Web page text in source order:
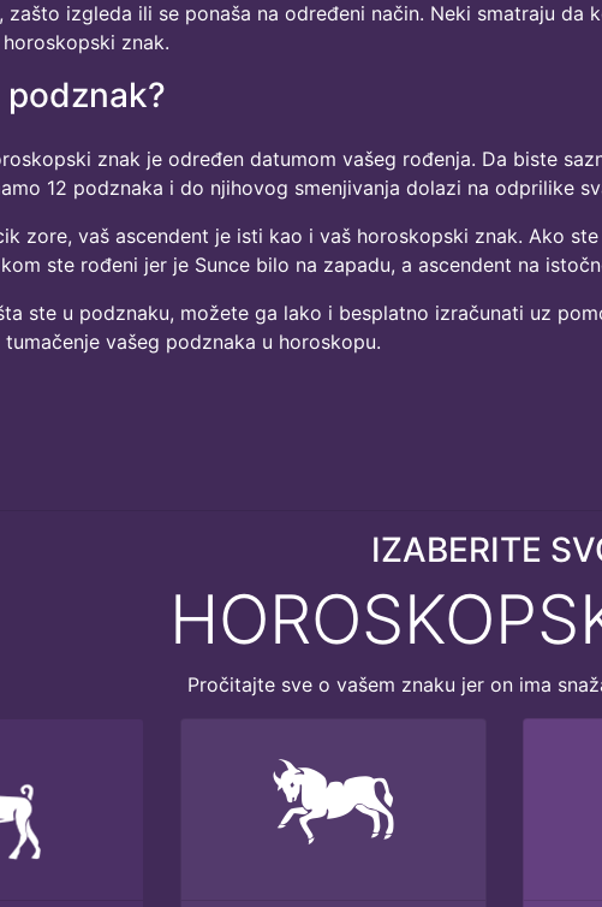
zašto izgleda ili se ponaša na određeni način. Neki smatraju da
znak.
podznak?
znak je određen datumom vašeg rođenja. Da biste
12 podznaka i do njihovog smenjivanja dolazi na odprilike
zore, vaš ascendent je isti kao i vaš horoskopski znak. Ako
ste rođeni jer je Sunce bilo na zapadu, a ascendent na
ste u podznaku, možete ga lako i besplatno izračunati uz
vašeg podznaka u horoskopu.
IZABERITE
Pročitajte sve o vašem znaku jer on ima